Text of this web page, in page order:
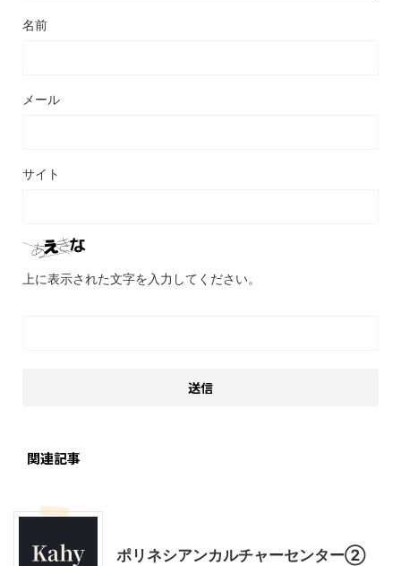
名前
メール
サイト
上に表示された文字を入力してください。
関連記事
ポリネシアンカルチャーセンター②